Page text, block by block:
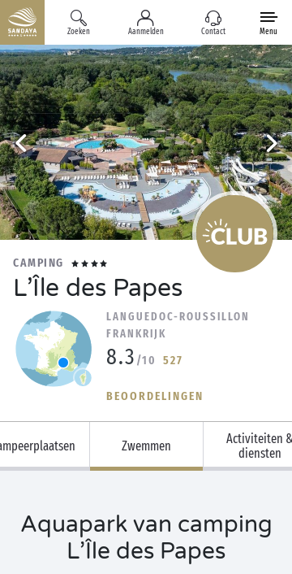
Zoeken Aanmelden Contact Menu
CAMPING
L’Île des Papes
LANGUEDOC-ROUSSILLON
FRANKRIJK
8.3 /10 527
BEOORDELINGEN
Zwemmen
Activiteiten &
diensten
Aquapark van camping
L’Île des Papes